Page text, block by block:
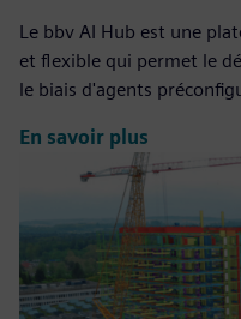
Le bbv AI Hub est une
et flexible qui permet le
le biais d'agents
En savoir plus